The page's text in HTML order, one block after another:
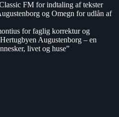
FM for indtaling af tekster
og Omegn for udlån af
for faglig korrektur og
Augustenborg – en
livet og huse”